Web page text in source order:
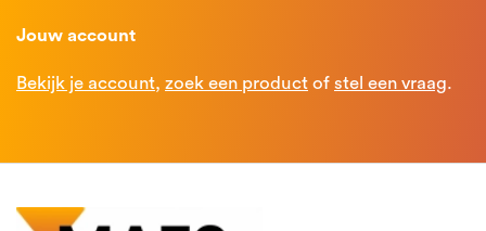
Jouw account
Bekijk je account, zoek een product of stel een vraag.